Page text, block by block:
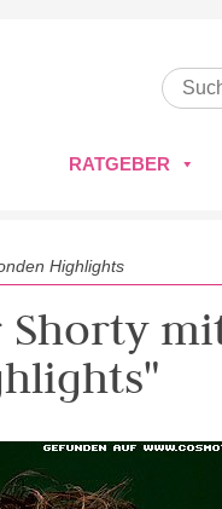
RATGEBER
Highlights
Shorty